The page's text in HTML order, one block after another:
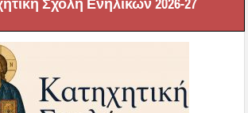
Σχολή Ενηλίκων 2026-27